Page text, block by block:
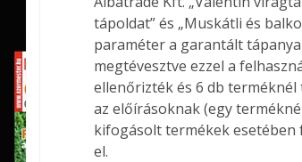
tápoldat” és „Muskátli és
paraméter a garantált
megtévesztve ezzel a
ellenőrizték és 6 db
az előírásoknak (egy
kifogásolt termékek
el.